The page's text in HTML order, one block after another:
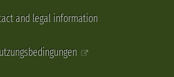
and legal information